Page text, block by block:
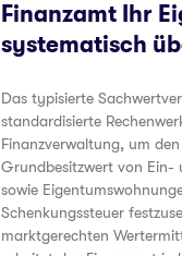
Finanzamt Ihr
systematisch
Das typisierte
standardisierte
Finanzverwaltung, um
Grundbesitzwert von Ein-
sowie
Schenkungssteuer
marktgerechten